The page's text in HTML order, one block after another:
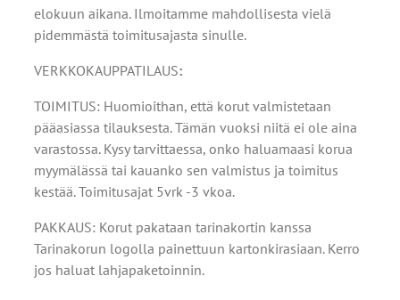
elokuun aikana. Ilmoitamme mahdollisesta vielä
pidemmästä toimitusajasta sinulle.
VERKKOKAUPPATILAUS:
TOIMITUS: Huomioithan, että korut valmistetaan
pääasiassa tilauksesta. Tämän vuoksi niitä ei ole aina
varastossa. Kysy tarvittaessa, onko haluamaasi korua
myymälässä tai kauanko sen valmistus ja toimitus
kestää. Toimitusajat 5vrk -3 vkoa.
PAKKAUS: Korut pakataan tarinakortin kanssa
Tarinakorun logolla painettuun kartonkirasiaan. Kerro
jos haluat lahjapaketoinnin.